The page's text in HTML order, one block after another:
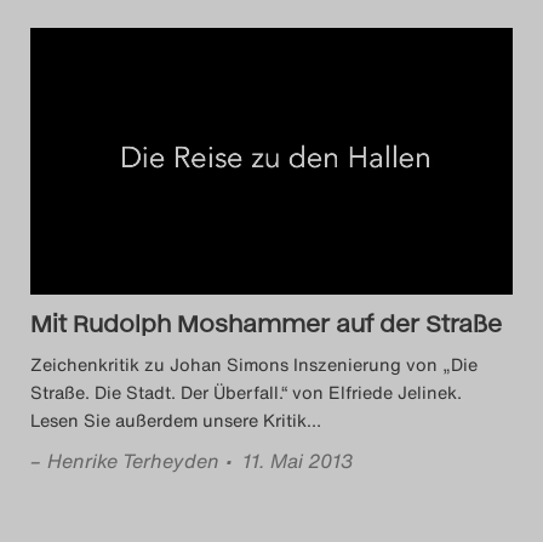
Mit Rudolph Moshammer auf der Straße
Zeichenkritik zu Johan Simons Inszenierung von „Die
Straße. Die Stadt. Der Überfall.“ von Elfriede Jelinek.
Lesen Sie außerdem unsere Kritik…
– Henrike Terheyden • 11. Mai 2013